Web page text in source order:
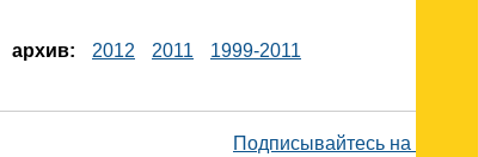
архив: 2012 2011 1999-2011
Подписывайтесь на наш